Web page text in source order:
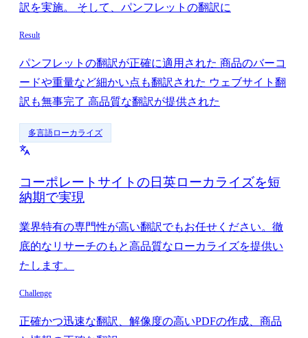
訳を実施。 そして、パンフレットの翻訳に
Result
パンフレットの翻訳が正確に適用された 商品のバーコ
ードや重量など細かい点も翻訳された ウェブサイト翻
訳も無事完了 高品質な翻訳が提供された
多言語ローカライズ
コーポレートサイトの日英ローカライズを短
納期で実現
業界特有の専門性が高い翻訳でもお任せください。徹
底的なリサーチのもと高品質なローカライズを提供い
たします。
Challenge
正確かつ迅速な翻訳、解像度の高いPDFの作成、商品